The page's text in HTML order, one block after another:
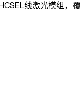
线激光模组，